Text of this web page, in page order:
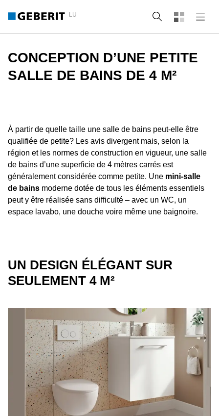
LU Recherche
CONCEPTION D’UNE PETITE
SALLE DE BAINS DE 4 M²
À partir de quelle taille une salle de bains peut-elle être
qualifiée de petite? Les avis divergent mais, selon la
région et les normes de construction en vigueur, une salle
de bains d’une superficie de 4 mètres carrés est
généralement considérée comme petite. Une mini-salle
de bains moderne dotée de tous les éléments essentiels
peut y être réalisée sans difficulté – avec un WC, un
espace lavabo, une douche voire même une baignoire.
UN DESIGN ÉLÉGANT SUR
SEULEMENT 4 M²